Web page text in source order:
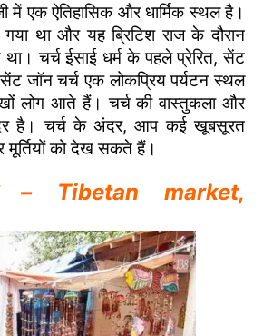
में एक ऐतिहासिक और धार्मिक स्थल है।
था और यह ब्रिटिश राज के दौरान
था। चर्च ईसाई धर्म के पहले प्रेरित, सेंट
जॉन चर्च एक लोकप्रिय पर्यटन स्थल
लोग आते हैं। चर्च की वास्तुकला और
है। चर्च के अंदर, आप कई खूबसूरत
मूर्तियों को देख सकते हैं।
– Tibetan market,